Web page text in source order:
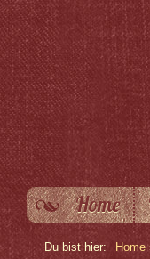
Home
Du bist hier: Home